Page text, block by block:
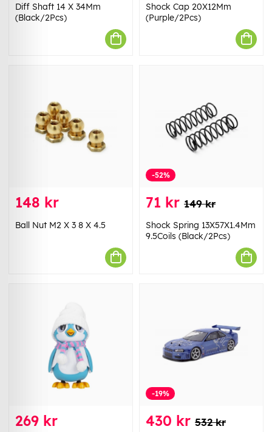
Diff Shaft 14 X 34Mm
(Black/2Pcs)
Shock Cap 20X12Mm
(Purple/2Pcs)
148 kr
Ball Nut M2 X 3 8 X 4.5
-52%
71 kr 149 kr
Shock Spring 13X57X1.4Mm
9.5Coils (Black/2Pcs)
269 kr
-19%
430 kr 532 kr